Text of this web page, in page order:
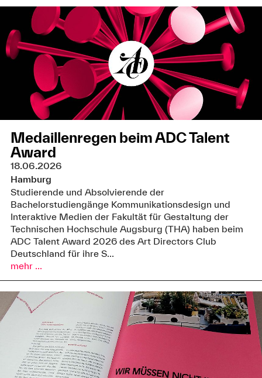
Medaillenregen beim ADC Talent
Award
18.06.2026
Hamburg
Studierende und Absolvierende der
Bachelorstudiengänge Kommunikationsdesign und
Interaktive Medien der Fakultät für Gestaltung der
Technischen Hochschule Augsburg (THA) haben beim
ADC Talent Award 2026 des Art Directors Club
Deutschland für ihre S...
mehr ...